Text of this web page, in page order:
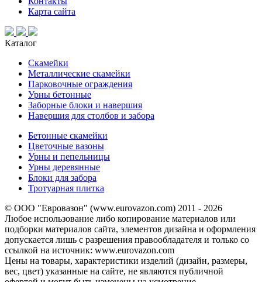
Карта сайта
Каталог
Скамейки
Металлические скамейки
Парковочные ограждения
Урны бетонные
Заборные блоки и навершия
Навершия для столбов и забора
Бетонные скамейки
Цветочные вазоны
Урны и пепельницы
Урны деревянные
Блоки для забора
Тротуарная плитка
© ООО "Евровазон" (www.eurovazon.com) 2011 - 2026
Любое использование либо копирование материалов или
подборки материалов сайта, элементов дизайна и оформления
допускается лишь с разрешения правообладателя и только со
ссылкой на источник: www.eurovazon.com
Цены на товары, характеристики изделий (дизайн, размеры,
вес, цвет) указанные на сайте, не являются публичной